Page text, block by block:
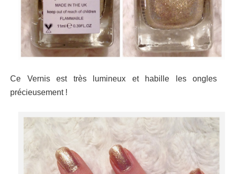
Ce Vernis est très lumineux et habille les ongles
précieusement !